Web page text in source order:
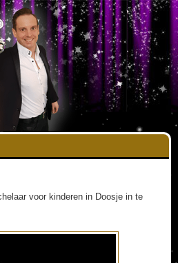
voor kinderen in Doosje in te